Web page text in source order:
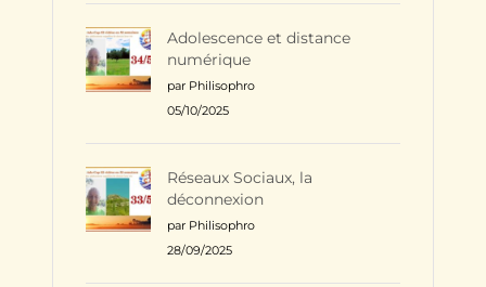
Adolescence et distance
numérique
par Philisophro
05/10/2025
Réseaux Sociaux, la
déconnexion
par Philisophro
28/09/2025